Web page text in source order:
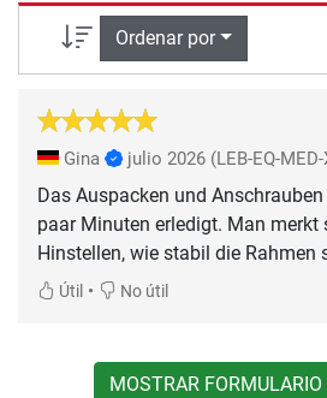
Ordenar por
Gina julio 2026 (LEB-EQ-
Das Auspacken und
paar Minuten erledigt. Man merkt
Hinstellen, wie stabil die Rahmen
Útil • No útil
MOSTRAR FORMULARIO